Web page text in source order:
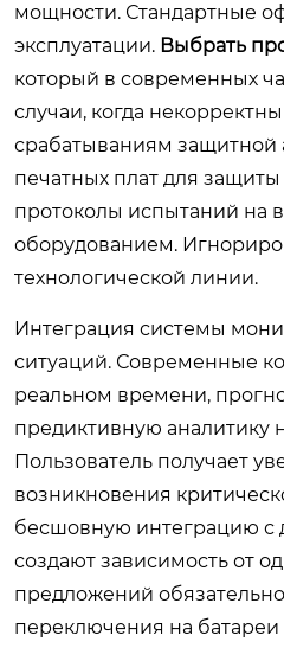
мощности. Стандартные
эксплуатации. Выбрать
который в современных
случаи, когда
срабатываниям защитной
печатных плат для
протоколы испытаний на
оборудованием.
технологической линии.
Интеграция системы
ситуаций. Современные
реальном времени,
предиктивную аналитику
Пользователь получает
возникновения
бесшовную интеграцию с
создают зависимость от
предложений
переключения на